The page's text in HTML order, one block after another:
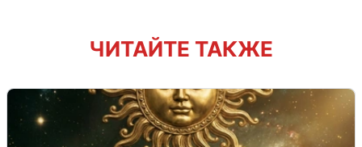
ЧИТАЙТЕ ТАКЖЕ